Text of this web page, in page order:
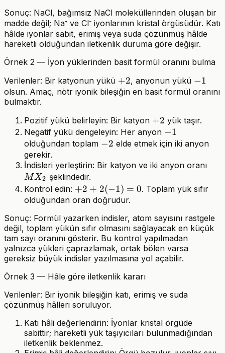
Sonuç: NaCl, bağımsız NaCl moleküllerinden oluşan bir
madde değil; Na⁺ ve Cl⁻ iyonlarının kristal örgüsüdür. Katı
hâlde iyonlar sabit, erimiş veya suda çözünmüş hâlde
hareketli olduğundan iletkenlik duruma göre değişir.
Örnek 2 — İyon yüklerinden basit formül oranını bulma
Verilenler: Bir katyonun yükü +2
+2, anyonun yükü -1
−1
olsun. Amaç, nötr iyonik bileşiğin en basit formül oranını
bulmaktır.
Pozitif yükü belirleyin: Bir katyon +2
+2 yük taşır.
Negatif yükü dengeleyin: Her anyon -1
−1
olduğundan toplam -2
−2 elde etmek için iki anyon
gerekir.
İndisleri yerleştirin: Bir katyon ve iki anyon oranı
M X2 şeklindedir.
Kontrol edin: +2+2(-1)=0
+2 + 2(−1) = 0. Toplam yük sıfır
olduğundan oran doğrudur.
Sonuç: Formül yazarken indisler, atom sayısını rastgele
değil, toplam yükün sıfır olmasını sağlayacak en küçük
tam sayı oranını gösterir. Bu kontrol yapılmadan
yalnızca yükleri çaprazlamak, ortak bölen varsa
gereksiz büyük indisler yazılmasına yol açabilir.
Örnek 3 — Hâle göre iletkenlik kararı
Verilenler: Bir iyonik bileşiğin katı, erimiş ve suda
çözünmüş hâlleri soruluyor.
Katı hâli değerlendirin: İyonlar kristal örgüde
sabittir; hareketli yük taşıyıcıları bulunmadığından
iletkenlik beklenmez.